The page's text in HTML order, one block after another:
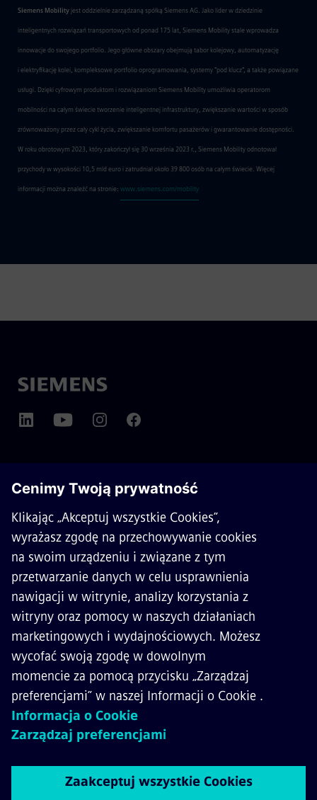
Siemens Mobility jest oddzielnie zarządzaną spółką Siemens AG. Jako lider w dziedzinie
inteligentnych rozwiązań transportowych od ponad 175 lat, Siemens Mobility stale wprowadza
innowacje do swojego portfolio. Jego główne obszary obejmują tabor kolejowy, automatyzację
i elektryfikację kolei, kompleksowe portfolio oprogramowania, systemy "pod klucz", a także powiązane
usługi. Dzięki cyfrowym produktom i rozwiązaniom Siemens Mobility umożliwia operatorom
mobilności na całym świecie tworzenie inteligentnej infrastruktury, zwiększanie wartości w sposób
zrównoważony przez cały cykl życia, zwiększanie komfortu pasażerów i gwarantowanie dostępności.
W roku obrotowym 2023, który zakończył się 30 września 2023 r., Siemens Mobility odnotował
przychody w wysokości 10,5 mld euro i zatrudniał około 39 800 osób na całym świecie. Więcej
informacji można znaleźć na stronie: www.siemens.com/mobility
O SIEMENS MOBILITY
KONTAKT
KARIERA
Siemens Mobility 2026
Polityka prywatności
Polityka cookies